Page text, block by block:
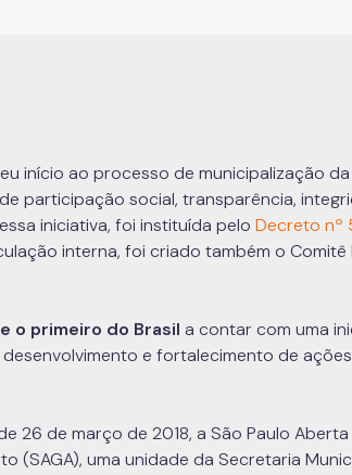
início ao processo de municipalização
participação social, transparência,
iniciativa, foi instituída pelo Decreto nº
interna, foi criado também o
o primeiro do Brasil a contar com uma
e fortalecimento de
26 de março de 2018, a São Paulo
(SAGA), uma unidade da Secretaria